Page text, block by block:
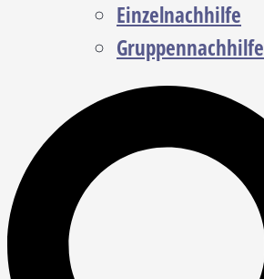
Einzelnachhilfe
Gruppennachhilfe